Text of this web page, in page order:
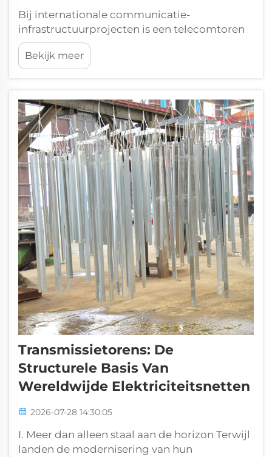
Bij internationale communicatie-
infrastructuurprojecten is een telecomtoren
veel meer dan een zelfstandige stalen
constructie. Een volledig functionele
communicatietoren die jarenlang
precisiesysteem dat bestaat uit de
hoofdtorenbo...
Bekijk meer
Transmissietorens: De
Structurele Basis Van
Wereldwijde Elektriciteitsnetten
2026-07-28 14:30:05
I. Meer dan alleen staal aan de horizon Terwijl
landen de modernisering van hun